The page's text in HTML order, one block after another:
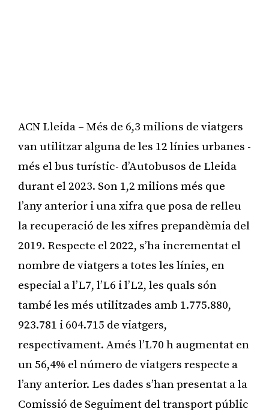
ACN Lleida – Més de 6,3 milions de viatgers
van utilitzar alguna de les 12 línies urbanes -
més el bus turístic- d’Autobusos de Lleida
durant el 2023. Son 1,2 milions més que
l’any anterior i una xifra que posa de relleu
la recuperació de les xifres prepandèmia del
2019. Respecte el 2022, s’ha incrementat el
nombre de viatgers a totes les línies, en
especial a l’L7, l’L6 i l’L2, les quals són
també les més utilitzades amb 1.775.880,
923.781 i 604.715 de viatgers,
respectivament. Amés l’L70 h augmentat en
un 56,4% el número de viatgers respecte a
l’any anterior. Les dades s’han presentat a la
Comissió de Seguiment del transport públic